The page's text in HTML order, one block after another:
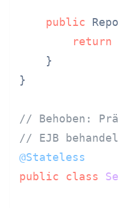
public
return
    }
}
// Behoben:
// EJB
@Stateless
public
class